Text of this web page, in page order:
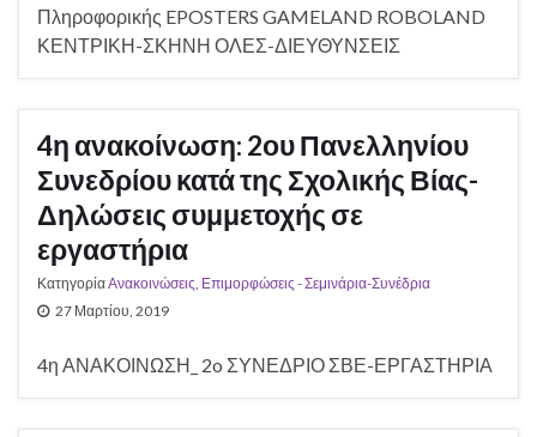
Πληροφορικής EPOSTERS GAMELAND ROBOLAND
ΚΕΝΤΡΙΚΗ-ΣΚΗΝΗ ΟΛΕΣ-ΔΙΕΥΘΥΝΣΕΙΣ
4η ανακοίνωση: 2ου Πανελληνίου
Συνεδρίου κατά της Σχολικής Βίας-
Δηλώσεις συμμετοχής σε
εργαστήρια
ΚατηγορίαΑνακοινώσεις Επιμορφώσεις - Σεμινάρια-Συνέδρια
27 Μαρτίου, 2019
4η ΑΝΑΚΟΙΝΩΣΗ_ 2o ΣΥΝΕΔΡΙΟ ΣΒΕ-ΕΡΓΑΣΤΗΡΙΑ